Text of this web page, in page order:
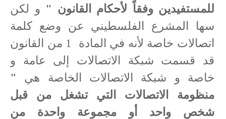
للمستفيدين وفقاً لأحكام القانون " و لكن
سها المشرع الفلسطيني عن وضع كلمة
اتصالات خاصة لأنه في المادة
1 من القانون
قد قسمت شبكة الاتصالات إلى عامة و
خاصة و شبكة الاتصالات الخاصة هي
"
منظومة الاتصالات التي تشغل من قبل
شخص واحد أو مجموعة واحدة من